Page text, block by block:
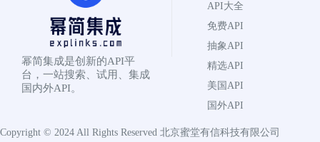
幂简集成是创新的API平
台，一站搜索、试用、集成
国内外API。
API大全
免费API
抽象API
精选API
美国API
国外API
Copyright © 2024 All Rights Reserved 北京蜜堂有信科技有限公司